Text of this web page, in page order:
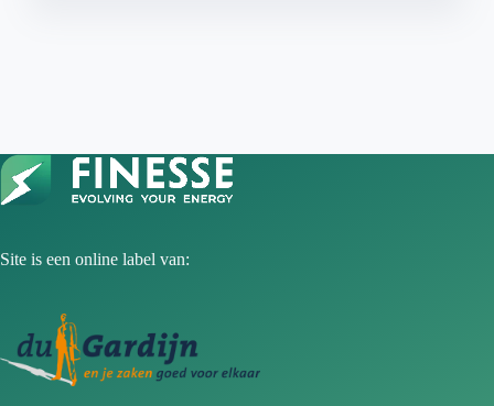
Site is een online label van: